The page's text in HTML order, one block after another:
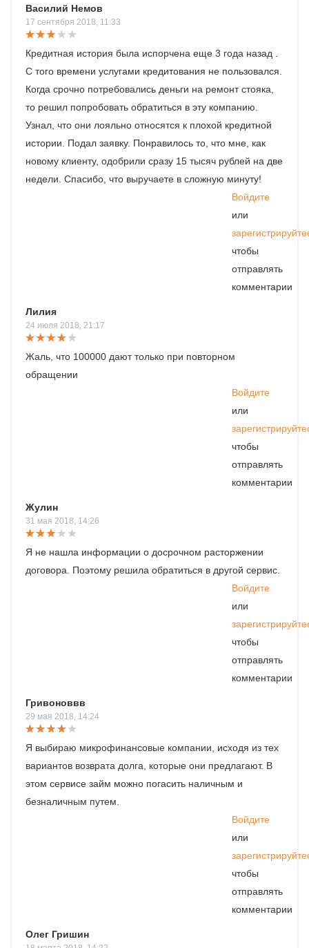
Василий Немов
17 сентября 2018, 11:33
Кредитная история была испорчена еще 3 года назад .
С того времени услугами кредитования не пользовался.
Когда срочно потребовались деньги на ремонт стояка,
то решил попробовать обратиться в эту компанию.
Узнал, что они лояльно относятся к плохой кредитной
истории. Подал заявку. Понравилось то, что мне, как
новому клиенту, одобрили сразу 15 тысяч рублей на две
недели. Спасибо, что выручаете в сложную минуту!
Войдите
или
чтобы
отправлять
комментарии
Лилия
24 июля 2018, 21:17
Жаль, что 100000 дают только при повторном
обращении
Войдите
или
чтобы
отправлять
комментарии
Жулин
31 мая 2018, 14:26
Я не нашла информации о досрочном расторжении
договора. Поэтому решила обратиться в другой сервис.
Войдите
или
чтобы
отправлять
комментарии
Гривоноввв
29 мая 2018, 14:24
Я выбираю микрофинансовые компании, исходя из тех
вариантов возврата долга, которые они предлагают. В
этом сервисе займ можно погасить наличным и
безналичным путем.
Войдите
или
чтобы
отправлять
комментарии
Олег Гришин